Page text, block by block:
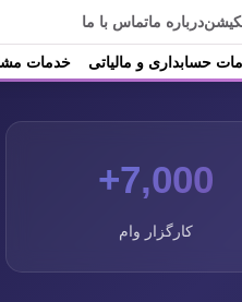
درباره ماتماس با ما
حسابداری و مالیاتی خدمات
7,000+
کارگزار وام